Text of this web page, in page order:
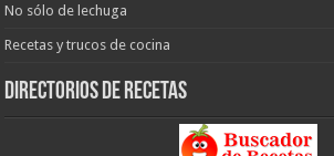
No sólo de lechuga
Recetas y trucos de cocina
Directorios de recetas